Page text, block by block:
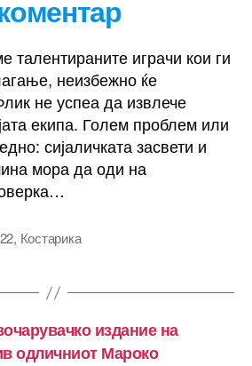
талентираните играчи кои ги
неизбежно ќе
не успеа да извлече
екипа. Голем проблем или
сијаличката засвети и
мора да оди на
, Костарика
издание на
одличниот Мароко